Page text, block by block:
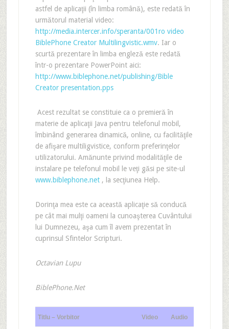
astfel de aplicaţii (în limba română), este redată în
următorul material video:
http://media.intercer.info/speranta/001ro video
BiblePhone Creator Multilingvistic.wmv. Iar o
scurtă prezentare în limba engleză este redată
într-o prezentare PowerPoint aici:
http://www.biblephone.net/publishing/Bible
Creator presentation.pps
Acest rezultat se constituie ca o premieră în
materie de aplicaţii Java pentru telefonul mobil,
îmbinând generarea dinamică, online, cu facilităţile
de afişare multiligvistice, conform preferinţelor
utilizatorului. Amănunte privind modalităţile de
instalare pe telefonul mobil le veţi găsi pe site-ul
www.biblephone.net, la secţiunea Help.
Dorinţa mea este ca această aplicaţie să conducă
pe cât mai mulţi oameni la cunoaşterea Cuvântului
lui Dumnezeu, aşa cum îl avem prezentat în
cuprinsul Sfintelor Scripturi.
Octavian Lupu
BiblePhone.Net
Titlu – Vorbitor Video Audio